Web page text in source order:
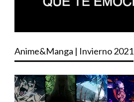
Anime&Manga | Invierno 2021